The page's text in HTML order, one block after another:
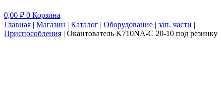
0,00 ₽ 0 Корзина
Главная | Магазин | Каталог | Оборудование | зап. части |
Приспособления | Окантователь K710NA-С 20-10 под резинку